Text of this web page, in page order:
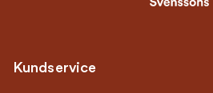
Kundservice